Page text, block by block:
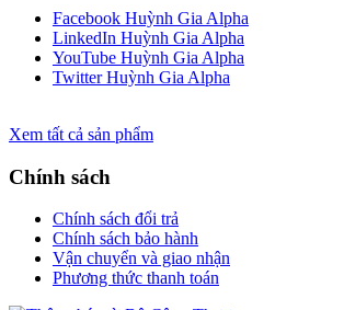
Facebook Huỳnh Gia Alpha
LinkedIn Huỳnh Gia Alpha
YouTube Huỳnh Gia Alpha
Twitter Huỳnh Gia Alpha
Xem tất cả sản phẩm
Chính sách
Chính sách đổi trả
Chính sách bảo hành
Vận chuyển và giao nhận
Phương thức thanh toán